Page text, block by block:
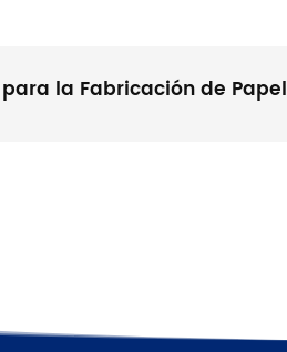
la Fabricación de Papel